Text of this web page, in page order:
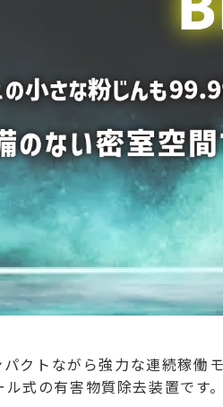
クトながら強力な連続稼働
ル式の有害物質除去装置です